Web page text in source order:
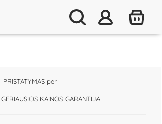
PRISTATYMAS per -
GERIAUSIOS KAINOS GARANTIJA